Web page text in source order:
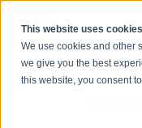
This website uses
We use cookies and other
we give you the best
this website, you consent